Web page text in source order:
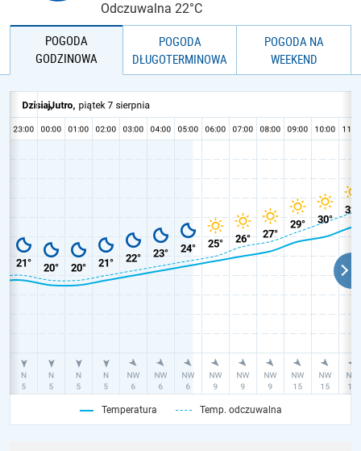
Odczuwalna 22°C
POGODA
GODZINOWA
POGODA
DŁUGOTERMINOWA
POGODA NA
WEEKEND
Temperatura Temp. odczuwalna